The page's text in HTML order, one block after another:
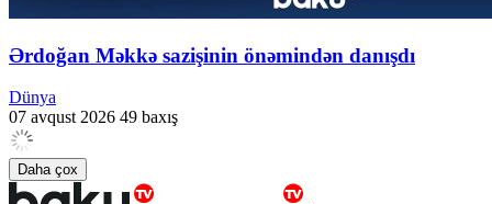
Ərdoğan Məkkə sazişinin önəmindən danışdı
Dünya
07 avqust 2026 49 baxış
Daha çox